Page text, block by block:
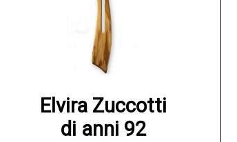
Elvira Zuccotti
di anni 92